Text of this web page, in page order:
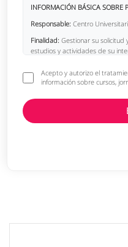
INFORMACIÓN BÁSICA SOBRE
Responsable: Centro
Finalidad: Gestionar su solicitud
estudios y actividades de su
derechos en
Acepto y autorizo el
información sobre cursos,